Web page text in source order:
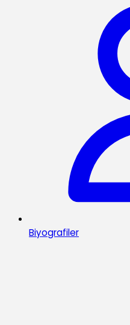
Biyografiler